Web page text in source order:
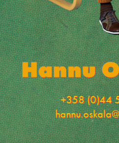
+358 (0)44